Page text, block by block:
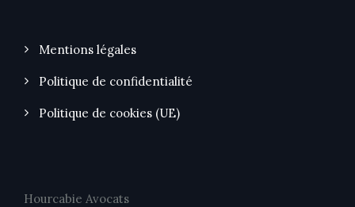
Mentions légales
Politique de confidentialité
Politique de cookies (UE)
Hourcabie Avocats